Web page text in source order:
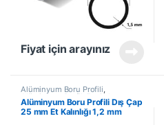
Fiyat için arayınız
Alüminyum Boru Profili,
Alüminyum Profil En Çok
Satanlar,İndirimli Ürünler
Alüminyum Boru Profili Dış Çap
25 mm Et Kalınlığı 1,2 mm